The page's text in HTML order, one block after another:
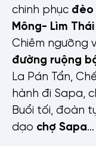
chinh phục đèo
Mông- Lìm Thái
Chiêm ngưỡng
đường ruộng
La Pán Tẩn,
hành đi Sapa,
Buổi tối, đoàn
dạo chợ Sapa